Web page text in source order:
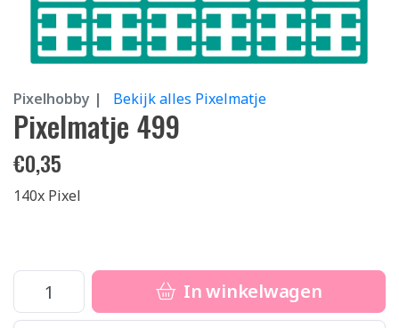
Pixelhobby | Bekijk alles Pixelmatje
Pixelmatje 499
€0,35
140x Pixel
In winkelwagen